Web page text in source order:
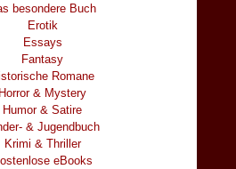
besondere Buch
Erotik
Essays
Fantasy
Romane
Horror & Mystery
Humor & Satire
& Jugendbuch
Krimi & Thriller
eBooks